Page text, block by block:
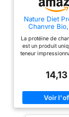
Nature Diet
Chanvre
La protéine de
est un produit
teneur
pour
est l'alternative
protéines